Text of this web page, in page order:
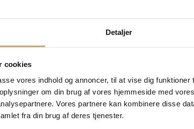
Detaljer
cookies
vores indhold og annoncer, til at vise dig
om din brug af vores hjemmeside med
Vores partnere kan kombinere disse
fra din brug af deres tjenester.
Betalingsmuligheder